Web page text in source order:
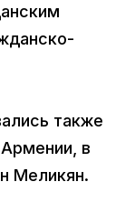
также
в
Меликян.